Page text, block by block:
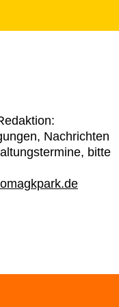
Nachrichten
bitte